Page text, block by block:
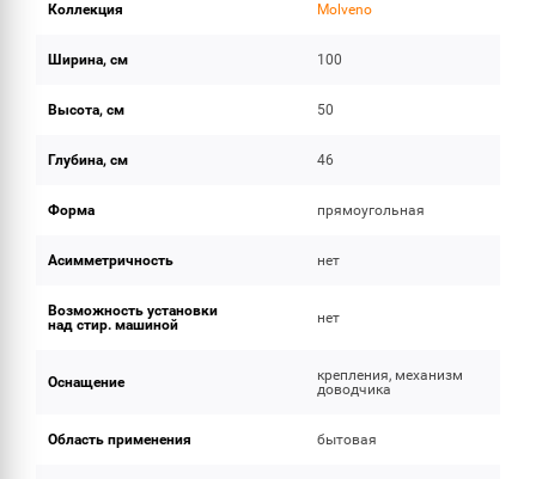
Коллекция Molveno
Ширина, см 100
Высота, см 50
Глубина, см 46
Форма прямоугольная
Асимметричность нет
Возможность установки
над стир. машиной
нет
Оснащение
крепления, механизм
доводчика
Область применения бытовая